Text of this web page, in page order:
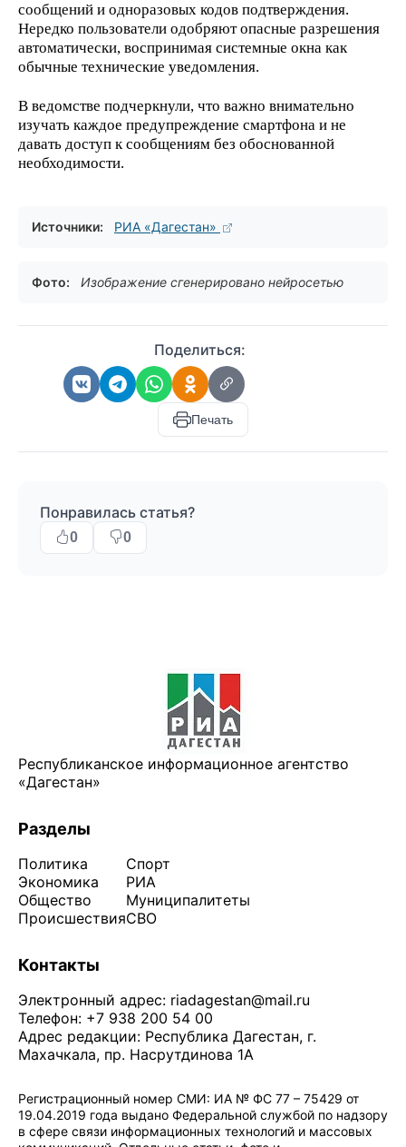
сообщений и одноразовых кодов подтверждения.
Нередко пользователи одобряют опасные разрешения
автоматически, воспринимая системные окна как
обычные технические уведомления.
В ведомстве подчеркнули, что важно внимательно
изучать каждое предупреждение смартфона и не
давать доступ к сообщениям без обоснованной
необходимости.
Источники: РИА «Дагестан»
Фото: Изображение сгенерировано нейросетью
Поделиться:
Печать
Понравилась статья?
0 0
Республиканское информационное агентство
«Дагестан»
Разделы
Политика
Экономика
Общество
Происшествия
Спорт
РИА
Муниципалитеты
СВО
Контакты
Электронный адрес: riadagestan@mail.ru
Телефон: +7 938 200 54 00
Адрес редакции: Республика Дагестан, г.
Махачкала, пр. Насрутдинова 1А
Регистрационный номер СМИ: ИА № ФС 77 – 75429 от
19.04.2019 года выдано Федеральной службой по надзору
в сфере связи информационных технологий и массовых